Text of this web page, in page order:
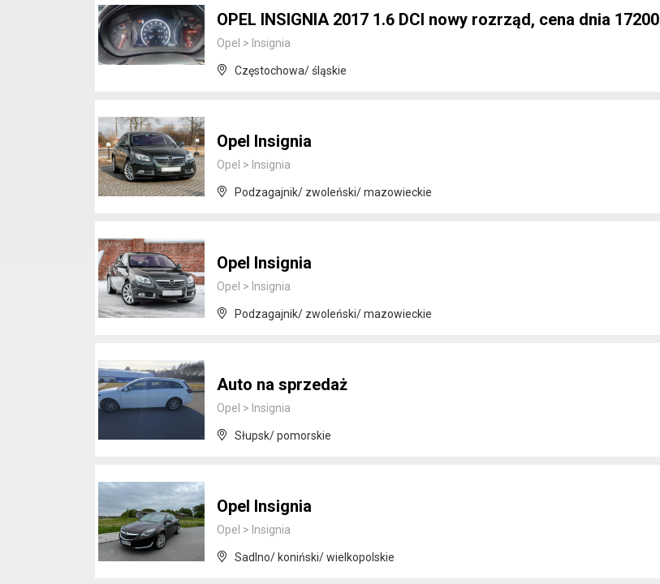
OPEL INSIGNIA 2017 1.6 DCI nowy rozrząd, cena dnia 17200
Opel > Insignia
Częstochowa/ śląskie
Opel Insignia
Opel > Insignia
Podzagajnik/ zwoleński/ mazowieckie
Opel Insignia
Opel > Insignia
Podzagajnik/ zwoleński/ mazowieckie
Auto na sprzedaż
Opel > Insignia
Słupsk/ pomorskie
Opel Insignia
Opel > Insignia
Sadlno/ koniński/ wielkopolskie